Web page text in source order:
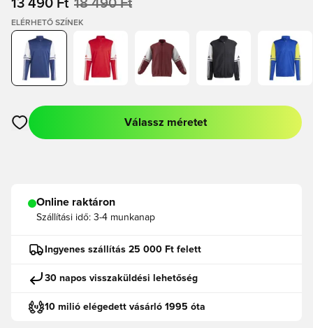
13 490 Ft 18 490 Ft
ELÉRHETŐ SZÍNEK
Megnyit egy modált a bejelentkezéshez vagy a tagként való
Válassz méretet
Online raktáron
Szállítási idő: 3-4 munkanap
Ingyenes szállítás 25 000 Ft felett
30 napos visszaküldési lehetőség
10 milió elégedett vásárló 1995 óta